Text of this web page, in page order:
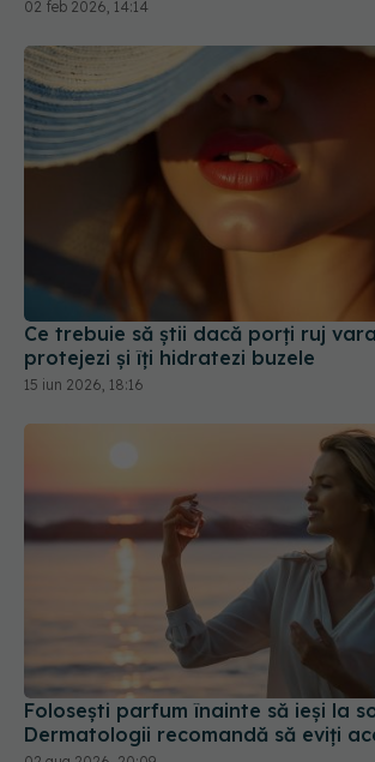
Ce trebuie să știi dacă porți ruj
protejezi și îți hidratezi buzele
15 iun 2026, 18:16
Folosești parfum înainte să ieși la
Dermatologii recomandă să eviți
02 aug 2026, 20:09